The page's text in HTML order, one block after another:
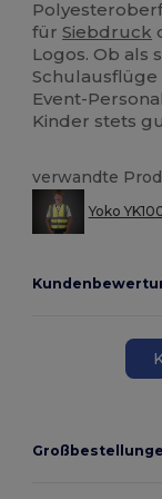
fürSiebdruck
Logos. Ob als
Event-
Kinder stets
verwandte
Yoko